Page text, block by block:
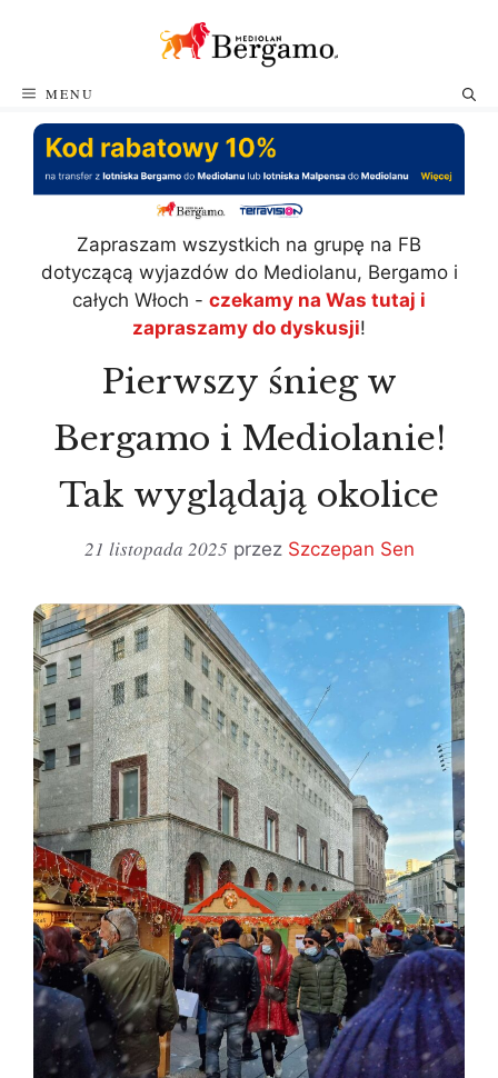
MENU
Zapraszam wszystkich na grupę na FB
dotyczącą wyjazdów do Mediolanu, Bergamo i
całych Włoch - czekamy na Was tutaj i
zapraszamy do dyskusji!
Pierwszy śnieg w
Bergamo i Mediolanie!
Tak wyglądają okolice
21 listopada 2025 przez Szczepan Sen